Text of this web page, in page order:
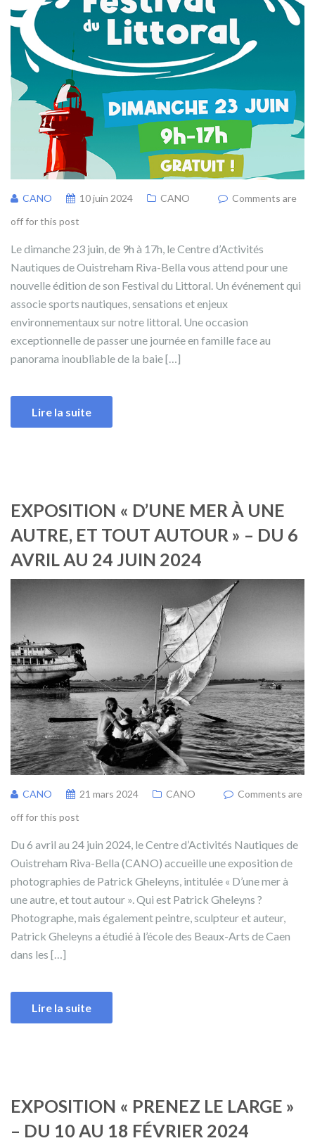
CANO 10 juin 2024 CANO
Comments are
off for this post
Le dimanche 23 juin, de 9h à 17h, le Centre d’Activités
Nautiques de Ouistreham Riva-Bella vous attend pour une
nouvelle édition de son Festival du Littoral. Un événement qui
associe sports nautiques, sensations et enjeux
environnementaux sur notre littoral. Une occasion
exceptionnelle de passer une journée en famille face au
panorama inoubliable de la baie […]
Lire la suite
EXPOSITION « D’UNE MER À UNE
AUTRE, ET TOUT AUTOUR » – DU 6
AVRIL AU 24 JUIN 2024
CANO 21 mars 2024 CANO
Comments are
off for this post
Du 6 avril au 24 juin 2024, le Centre d’Activités Nautiques de
Ouistreham Riva-Bella (CANO) accueille une exposition de
photographies de Patrick Gheleyns, intitulée « D’une mer à
une autre, et tout autour ». Qui est Patrick Gheleyns ?
Photographe, mais également peintre, sculpteur et auteur,
Patrick Gheleyns a étudié à l’école des Beaux-Arts de Caen
dans les […]
Lire la suite
EXPOSITION « PRENEZ LE LARGE »
– DU 10 AU 18 FÉVRIER 2024